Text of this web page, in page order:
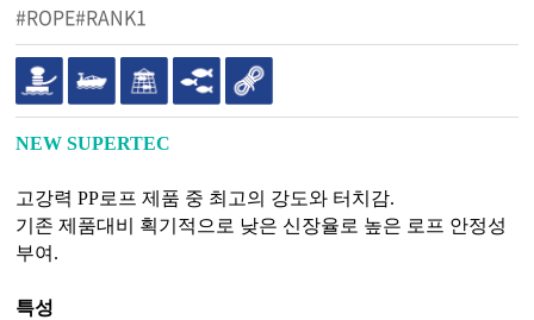
#ROPE#RANK1
NEW SUPERTEC
고강력 PP로프 제품 중 최고의 강도와 터치감.
기존 제품대비 획기적으로 낮은 신장율로 높은 로프 안정성
부여.
특성